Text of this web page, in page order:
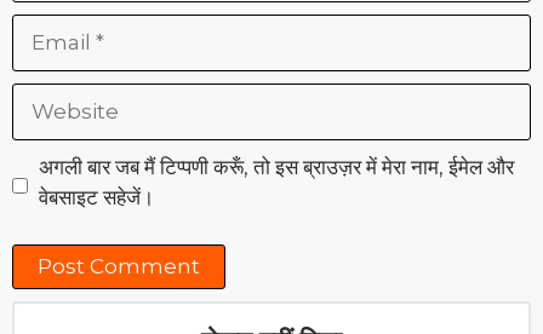
Website
अगली बार जब मैं टिप्पणी करूँ, तो इस ब्राउज़र में मेरा नाम, ईमेल और
वेबसाइट सहेजें।